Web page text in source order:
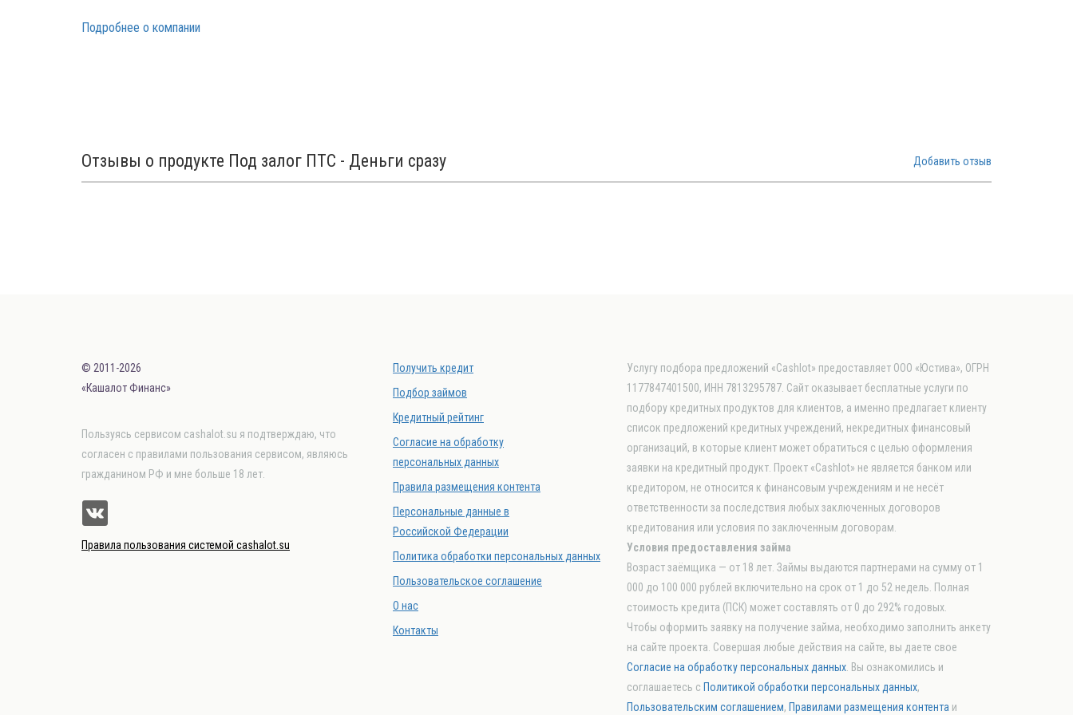
Подробнее о компании
Отзывы о продукте Под залог ПТС - Деньги сразу Добавить отзыв
© 2011-2026
«Кашалот Финанс»
Пользуясь сервисом cashalot.su я подтверждаю, что
согласен с правилами пользования сервисом, являюсь
гражданином РФ и мне больше 18 лет.
Правила пользования системой cashalot.su
Получить кредит
Подбор займов
Кредитный рейтинг
Согласие на обработку
персональных данных
Правила размещения контента
Персональные данные в
Российской Федерации
Политика обработки персональных данных
Пользовательское соглашение
О нас
Контакты
Услугу подбора предложений «Cashlot» предоставляет ООО «Юстива», ОГРН
1177847401500, ИНН 7813295787. Сайт оказывает бесплатные услуги по
подбору кредитных продуктов для клиентов, а именно предлагает клиенту
список предложений кредитных учреждений, некредитных финансовый
организаций, в которые клиент может обратиться с целью оформления
заявки на кредитный продукт. Проект «Cashlot» не является банком или
кредитором, не относится к финансовым учреждениям и не несёт
ответственности за последствия любых заключенных договоров
кредитования или условия по заключенным договорам.
Условия предоставления займа
Возраст заёмщика — от 18 лет. Займы выдаются партнерами на сумму от 1
000 до 100 000 рублей включительно на срок от 1 до 52 недель. Полная
стоимость кредита (ПСК) может составлять от 0 до 292% годовых.
Чтобы оформить заявку на получение займа, необходимо заполнить анкету
на сайте проекта. Совершая любые действия на сайте, вы даете свое
Согласие на обработку персональных данных. Вы ознакомились и
соглашаетесь с Политикой обработки персональных данных,
Пользовательским соглашением, Правилами размещения контента и